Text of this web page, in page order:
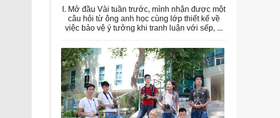
I. Mở đầu Vài tuần trước, mình nhận được một
câu hỏi từ ông anh học cùng lớp thiết kế về
việc bảo vệ ý tưởng khi tranh luận với sếp, ...